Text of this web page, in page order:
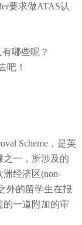
要求做ATAS认
哪些呢？
吧！
Scheme，是英
之一，所涉及的
经济区(non-
外的留学生在报
的一道附加的审